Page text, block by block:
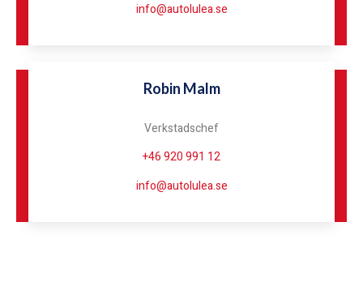
info@autolulea.se
Robin Malm
Verkstadschef
+46 920 991 12
info@autolulea.se